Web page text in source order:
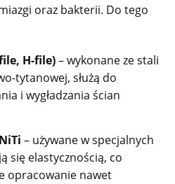
oraz bakterii. Do tego
H-file)– wykonane ze stali
tytanowej, służą do
i wygładzania ścian
– używane w specjalnych
się elastycznością, co
opracowanie nawet